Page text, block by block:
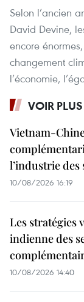
Selon l’ancien
David Devine,
encore
changement
l’économie,
VOIR PLUS
Vietnam-
l’industrie
10/08/2026 16:19
Les stratégies
indienne des
10/08/2026 14:40